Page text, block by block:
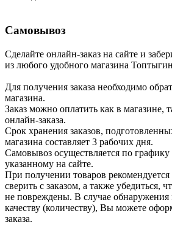
Самовывоз
Сделайте онлайн-заказ на сайте и
из любого удобного магазина
Для получения заказа необходимо
магазина.
Заказ можно оплатить как в магазине,
онлайн-заказа.
Срок хранения заказов,
магазина составляет 3 рабочих дня.
Самовывоз осуществляется по
указанному на сайте.
При получении товаров рекомендуется
сверить с заказом, а также убедиться,
не повреждены. В случае обнаружения
качеству (количеству), Вы можете
заказа.